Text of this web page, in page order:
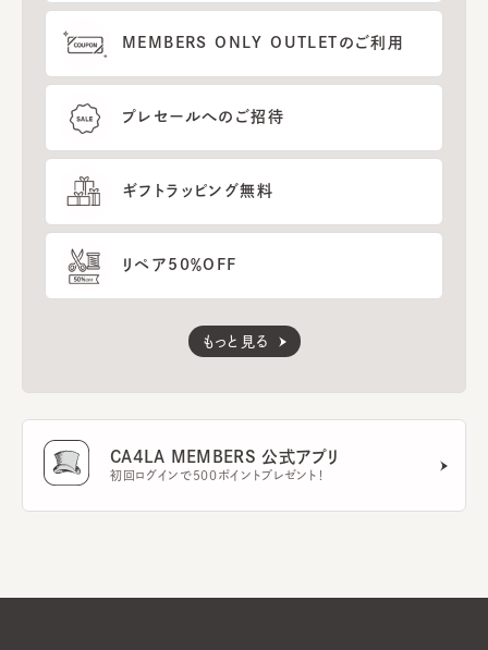
MEMBERS ONLY OUTLETのご利用
プレセールへのご招待
ギフトラッピング無料
リペア50％OFF
もっと見る
CA4LA MEMBERS 公式アプリ
初回ログインで500ポイントプレゼント！